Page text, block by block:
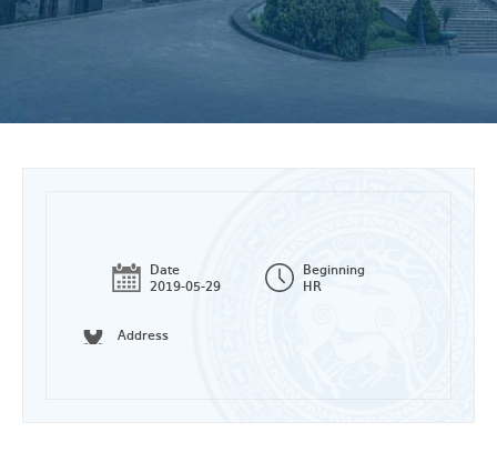
Date
2019-05-29
Beginning
HR
Address